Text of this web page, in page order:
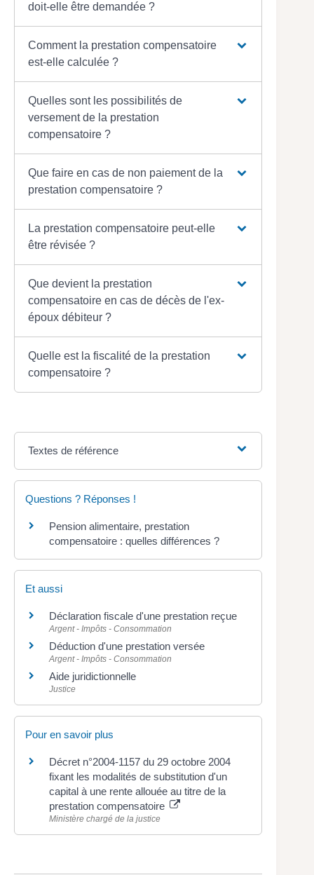
doit-elle être demandée ?
Comment la prestation compensatoire
est-elle calculée ?
Quelles sont les possibilités de
versement de la prestation
compensatoire ?
Que faire en cas de non paiement de la
prestation compensatoire ?
La prestation compensatoire peut-elle
être révisée ?
Que devient la prestation
compensatoire en cas de décès de l'ex-
époux débiteur ?
Quelle est la fiscalité de la prestation
compensatoire ?
Textes de référence
Questions ? Réponses !
Pension alimentaire, prestation
compensatoire : quelles différences ?
Et aussi
Déclaration fiscale d'une prestation reçue
Argent - Impôts - Consommation
Déduction d'une prestation versée
Argent - Impôts - Consommation
Aide juridictionnelle
Justice
Pour en savoir plus
Décret n°2004-1157 du 29 octobre 2004
fixant les modalités de substitution d'un
capital à une rente allouée au titre de la
prestation compensatoire
Ministère chargé de la justice